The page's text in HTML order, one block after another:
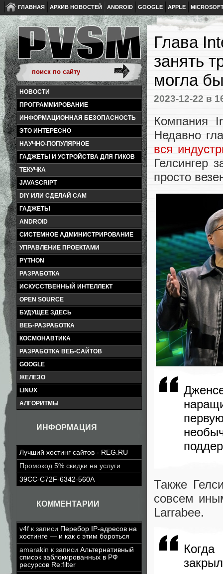
ГЛАВНАЯ АРХИВ НОВОСТЕЙ ANDROID GOOGLE APPLE
НОВОСТИ
ПРОГРАММИРОВАНИЕ
ИНФОРМАЦИОННАЯ БЕЗОПАСНОСТЬ
ЭТО ИНТЕРЕСНО
НАУЧНО-ПОПУЛЯРНОЕ
ГАДЖЕТЫ И УСТРОЙСТВА ДЛЯ ГИКОВ
ТЕКУЧКА
JAVASCRIPT
DIY ИЛИ СДЕЛАЙ САМ
ГАДЖЕТЫ
ANDROID
СИСТЕМНОЕ АДМИНИСТРИРОВАНИЕ
УПРАВЛЕНИЕ ПРОЕКТАМИ
PYTHON
РАЗРАБОТКА
ИСКУССТВЕННЫЙ ИНТЕЛЛЕКТ
OPEN SOURCE
БУДУЩЕЕ ЗДЕСЬ
ВЕБ-РАЗРАБОТКА
КОСМОНАВТИКА
РАЗРАБОТКА ВЕБ-САЙТОВ
GOOGLE
ЖЕЛЕЗО
LINUX
АЛГОРИТМЫ
ИНФОРМАЦИЯ
Лучший хостинг сайтов - REG.RU
Промокод 5% скидки на услуги
39CC-C72F-6342-560A
КОММЕНТАРИИ
v4f к записи Перебор IP-адресов на
хостинге — и как с этим бороться
amarakin к записи Альтернативный
список заблокированных в РФ
ресурсов Re:filter
Глава
занять
могла
2023-12-22 в
Компания
Недавно
вся
Гелсингер
просто
Также
совсем
Larrabee.